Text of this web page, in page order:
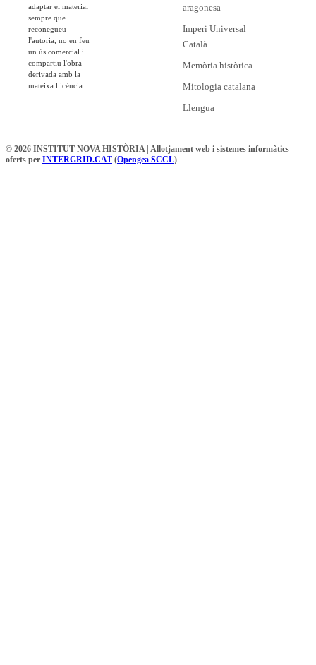
adaptar el material
sempre que
reconegueu
l'autoria, no en feu
un ús comercial i
compartiu l'obra
derivada amb la
mateixa llicència.
aragonesa
Imperi Universal
Català
Memòria històrica
Mitologia catalana
Llengua
© 2026 INSTITUT NOVA HISTÒRIA | Allotjament web i sistemes informàtics
oferts per INTERGRID.CAT (Opengea SCCL)